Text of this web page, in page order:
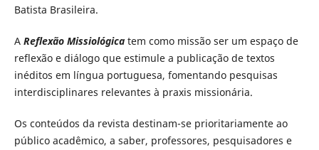
Batista Brasileira.
A Reflexão Missiológicatem como missão ser um espaço de
reflexão e diálogo que estimule a publicação de textos
inéditos em língua portuguesa, fomentando pesquisas
interdisciplinares relevantes à praxis missionária.
Os conteúdos da revista destinam-se prioritariamente ao
público acadêmico, a saber, professores, pesquisadores e